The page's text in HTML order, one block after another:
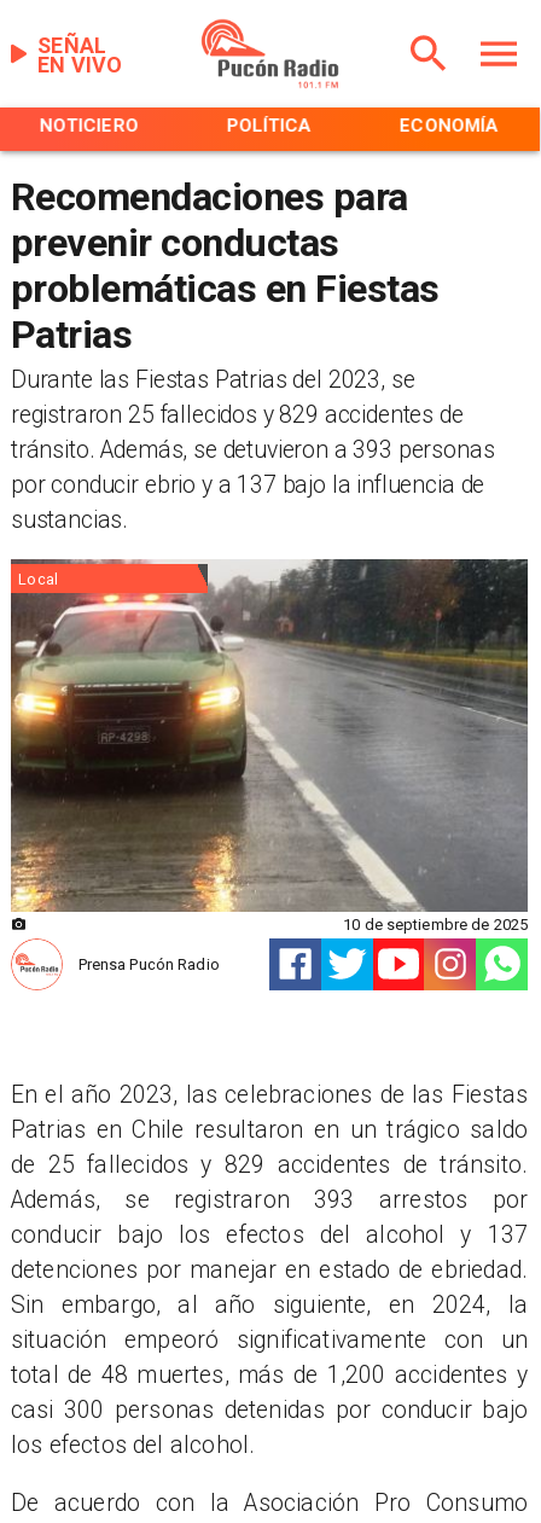
EN VIVO
SEÑAL
NOTICIERO POLÍTICA ECONOMÍA
Recomendaciones para
prevenir conductas
problemáticas en Fiestas
Patrias
Durante las Fiestas Patrias del 2023, se
registraron 25 fallecidos y 829 accidentes de
tránsito. Además, se detuvieron a 393 personas
por conducir ebrio y a 137 bajo la influencia de
sustancias.
Local
Prensa Pucón Radio
10 de septiembre de 2025
En el año 2023, las celebraciones de las Fiestas
Patrias en Chile resultaron en un trágico saldo
de 25 fallecidos y 829 accidentes de tránsito.
Además, se registraron 393 arrestos por
conducir bajo los efectos del alcohol y 137
detenciones por manejar en estado de ebriedad.
Sin embargo, al año siguiente, en 2024, la
situación empeoró significativamente con un
total de 48 muertes, más de 1,200 accidentes y
casi 300 personas detenidas por conducir bajo
los efectos del alcohol.
De acuerdo con la Asociación Pro Consumo